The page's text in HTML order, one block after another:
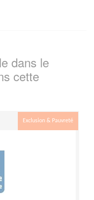
dans le
cette
Exclusion & Pauvreté